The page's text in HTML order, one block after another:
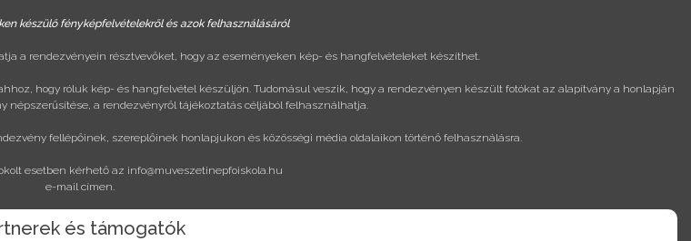
készülő fényképfelvételekről és azok felhasználásáról
a rendezvényein résztvevőket, hogy az eseményeken kép- és hangfelvételeket készíthet.
hogy róluk kép- és hangfelvétel készüljön. Tudomásul veszik, hogy a rendezvényen készült fotókat az alapítvány a honlapján
népszerűsítése, a rendezvényről tájékoztatás céljából felhasználhatja.
fellépőinek, szereplőinek honlapjukon és közösségi média oldalaikon történő felhasználásra.
esetben kérhető az info@muveszetinepfoiskola.hu
e-mail címen.
és támogatók